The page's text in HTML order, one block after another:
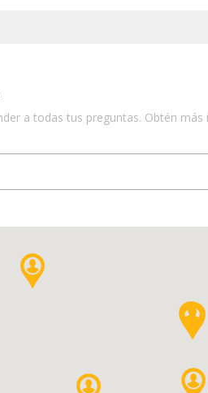
a todas tus preguntas. Obtén